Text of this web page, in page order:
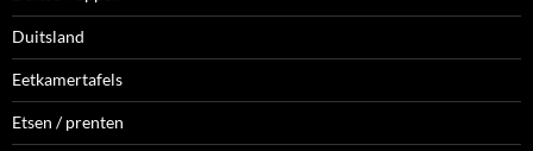
Duitsland
Eetkamertafels
Etsen / prenten